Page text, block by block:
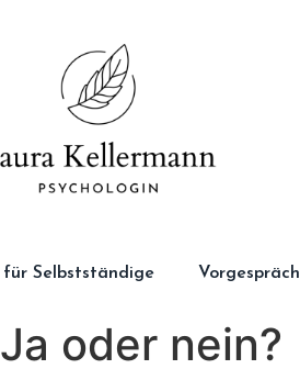
für Selbstständige Vorgespräch
oder nein?